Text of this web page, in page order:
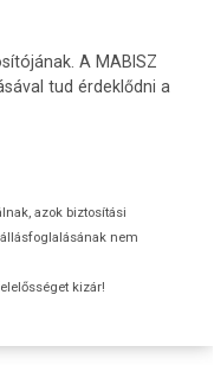
A MABISZ
tud érdeklődni a
azok biztosítási
nem
kizár!